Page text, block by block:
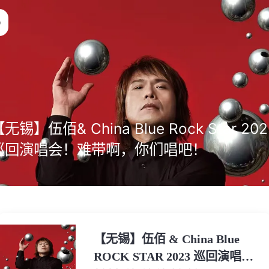
无锡】伍佰& China Blue Rock Star
回演唱会！难带啊，你们唱吧！
【无锡】伍佰 & China Blue
ROCK STAR 2023 巡回演唱会-